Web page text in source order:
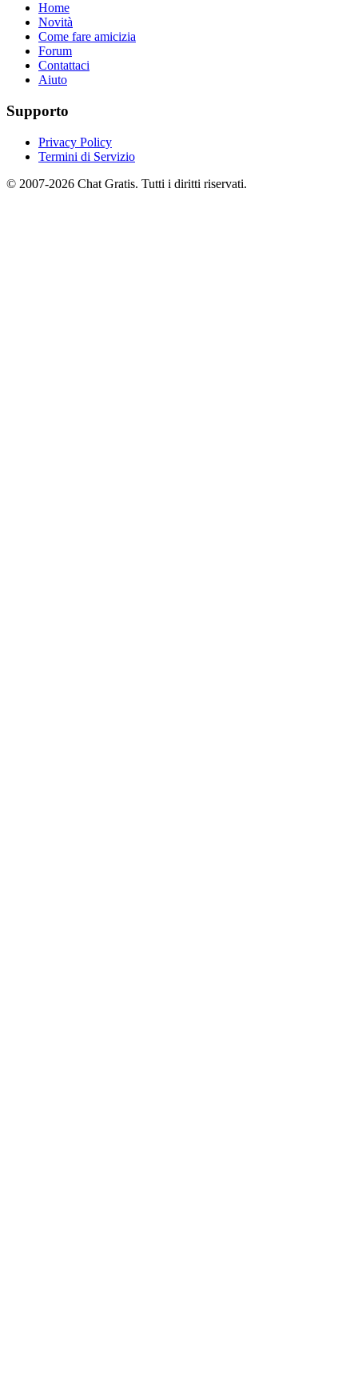
Home
Novità
Come fare amicizia
Forum
Contattaci
Aiuto
Supporto
Privacy Policy
Termini di Servizio
© 2007-2026 Chat Gratis. Tutti i diritti riservati.